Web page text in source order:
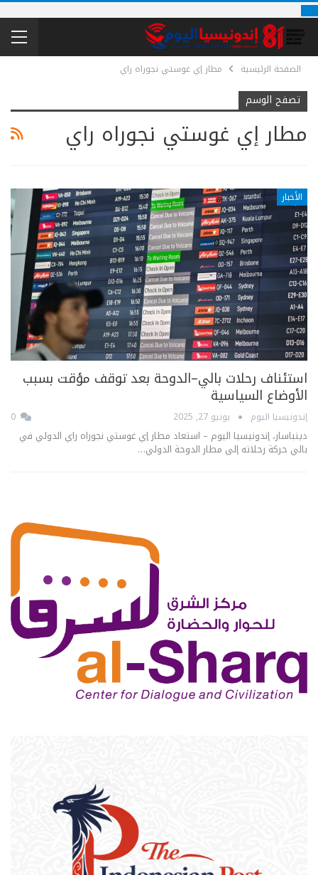
الصفحة الرئيسية مطار إي غوستي نجوراه راي
تصفح الوسم
مطار إي غوستي نجوراه راي
الأخبار
استئناف رحلات بالي–الدوحة بعد توقف مؤقت بسبب
الأوضاع السياسية
إندونيسيا اليوم يونيو 27, 2025
دينباسار، إندونيسيا اليوم – استعاد مطار إي غوستي نجوراه راي الدولي في
بالي حركة رحلاته إلى مطار الدوحة الدولي…